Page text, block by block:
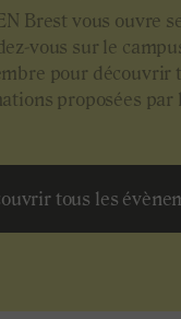
Brest vous ouvre
vous sur le
pour découvrir
proposées par
tous les